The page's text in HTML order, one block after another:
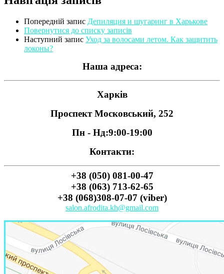
Попередній запис Депиляция и шугаринг в Харькове
Повернутися до списку записів
Наступний запис Уход за волосами летом. Как защитить
локоны?
Наша адреса:
Харків
Проспект Московський, 252
Пн - Нд:9:00-19:00
Контакти:
+38 (050) 081-00-47
+38 (063) 713-62-65
+38 (068)308-07-07 (viber)
salon.afrodita.kh@gmail.com